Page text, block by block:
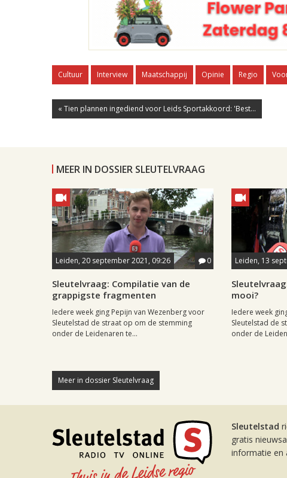
Cultuur Interview Maatschappij Opinie Regio
« Tien plannen ingediend voor Leids Sportakkoord: 'Best...
MEER IN DOSSIER SLEUTELVRAAG
Leiden, 20 september 2021, 09:26 0
Sleutelvraag: Compilatie van de
grappigste fragmenten
Iedere week ging Pepijn van Wezenberg voor
Sleutelstad de straat op om de stemming
onder de Leidenaren te...
Leiden, 13
mooi?
Iedere week
Sleutelstad de
onder de
Meer in dossier Sleutelvraag
Sleutelstad
gratis
informatie en